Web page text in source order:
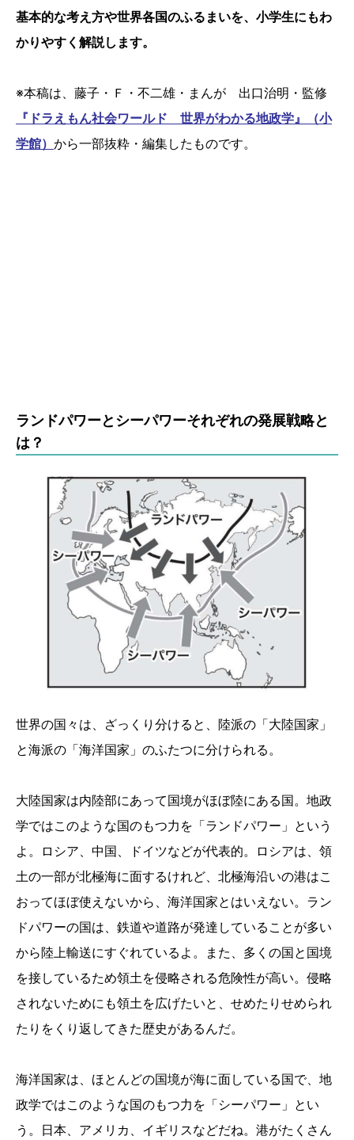
基本的な考え方や世界各国のふるまいを、小学生にもわ
かりやすく解説します。
※本稿は、藤子・Ｆ・不二雄・まんが 出口治明・監修
『ドラえもん社会ワールド 世界がわかる地政学』（小
学館） から一部抜粋・編集したものです。
ランドパワーとシーパワーそれぞれの発展戦略と
は？
世界の国々は、ざっくり分けると、陸派の「大陸国家」
と海派の「海洋国家」のふたつに分けられる。
大陸国家は内陸部にあって国境がほぼ陸にある国。地政
学ではこのような国のもつ力を「ランドパワー」という
よ。ロシア、中国、ドイツなどが代表的。ロシアは、領
土の一部が北極海に面するけれど、北極海沿いの港はこ
おってほぼ使えないから、海洋国家とはいえない。ラン
ドパワーの国は、鉄道や道路が発達していることが多い
から陸上輸送にすぐれているよ。また、多くの国と国境
を接しているため領土を侵略される危険性が高い。侵略
されないためにも領土を広げたいと、せめたりせめられ
たりをくり返してきた歴史があるんだ。
海洋国家は、ほとんどの国境が海に面している国で、地
政学ではこのような国のもつ力を「シーパワー」とい
う。日本、アメリカ、イギリスなどだね。港がたくさん